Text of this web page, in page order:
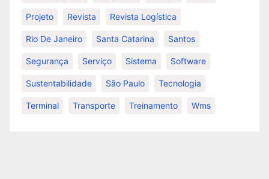
Projeto Revista Revista Logística
Rio De Janeiro Santa Catarina Santos
Segurança Serviço Sistema Software
Sustentabilidade São Paulo Tecnologia
Terminal Transporte Treinamento Wms